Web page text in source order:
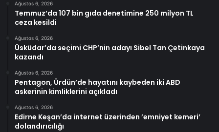
Ağustos 6, 2026
Temmuz’da 107 bin gıda denetimine 250 milyon TL
ceza kesildi
Ağustos 6, 2026
Üsküdar’da seçimi CHP’nin adayı Sibel Tan Çetinkaya
kazandı
Ağustos 6, 2026
Pentagon, Ürdün’de hayatını kaybeden iki ABD
askerinin kimliklerini açıkladı
Ağustos 6, 2026
Edirne Keşan’da internet üzerinden ’emniyet kemeri’
dolandırıcılığı